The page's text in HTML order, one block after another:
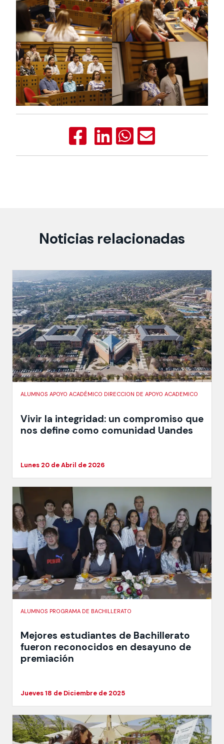
Noticias relacionadas
ALUMNOS APOYO ACADÉMICO DIRECCION DE APOYO ACADEMICO
Vivir la integridad: un compromiso que
nos define como comunidad Uandes
Lunes 20 de Abril de 2026
ALUMNOS PROGRAMA DE BACHILLERATO
Mejores estudiantes de Bachillerato
fueron reconocidos en desayuno de
premiación
Jueves 18 de Diciembre de 2025